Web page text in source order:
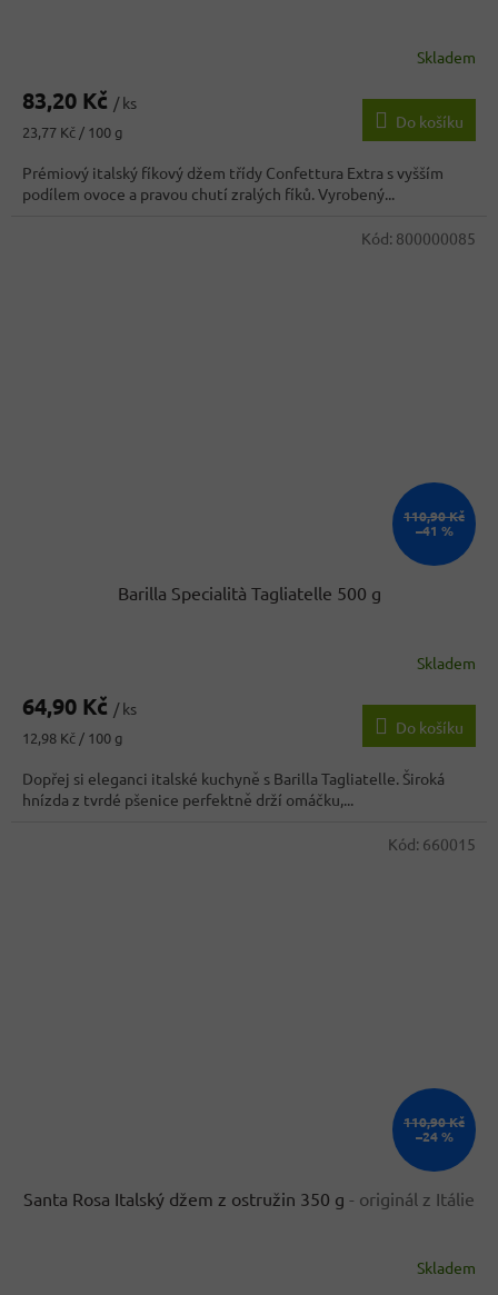
Skladem
83,20 Kč / ks
Měrná
23,77 Kč / 100 g
Do košíku
Prémiový italský fíkový džem třídy Confettura Extra s vyšším
podílem ovoce a pravou chutí zralých fíků. Vyrobený...
110,90 Kč
–41 %
Barilla Specialità Tagliatelle 500 g
Skladem
64,90 Kč / ks
Měrná
12,98 Kč / 100 g
Do košíku
Dopřej si eleganci italské kuchyně s Barilla Tagliatelle. Široká
hnízda z tvrdé pšenice perfektně drží omáčku,...
Kód: 800000085
110,90 Kč
–24 %
Santa Rosa Italský džem z ostružin 350 g - originál z Itálie
Skladem
Kód: 660015